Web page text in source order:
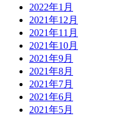
2022年1月
2021年12月
2021年11月
2021年10月
2021年9月
2021年8月
2021年7月
2021年6月
2021年5月